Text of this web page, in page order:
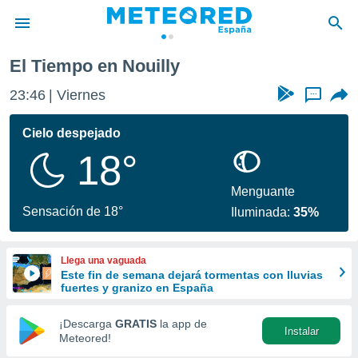
de
por
se
calidad.
a este
las
y
forma
digital
basada
El Tiempo en Nouilly
23:46 Viernes ...
Cielo despejado
18°
Sensación de 18°
Menguante
Iluminada:35%
Llega una vaguada
Este fin de semana dejará tormentas con lluvias
fuertes y granizo en España
¡Descarga GRATIS la app de
Meteored!
Instalar